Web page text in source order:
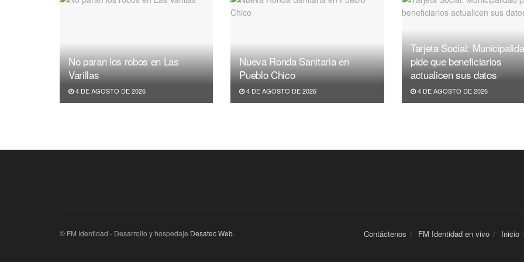
No paran los robos en Las
Varillas
4 DE AGOSTO DE 2026
Nueva Ronda Sanitaria en
Pueblo Chico
4 DE AGOSTO DE 2026
Tarjeta Social:
pide que beneficiarios
actualicen sus datos
4 DE AGOSTO DE 2026
Contáctenos FM Identidad en vivo Inicio
© FM Identidad - Desarrollo y hospedaje Desatec Web.